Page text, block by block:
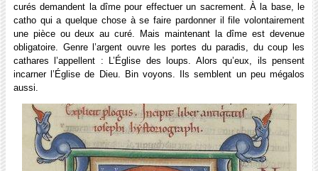
curés demandent la dîme pour effectuer un sacrement. À la base, le
catho qui a quelque chose à se faire pardonner il file volontairement
une pièce ou deux au curé. Mais maintenant la dîme est devenue
obligatoire. Genre l’argent ouvre les portes du paradis, du coup les
cathares l’appellent : L’Église des loups. Alors qu’eux, ils pensent
incarner l’Église de Dieu. Bin voyons. Ils semblent un peu mégalos
aussi.